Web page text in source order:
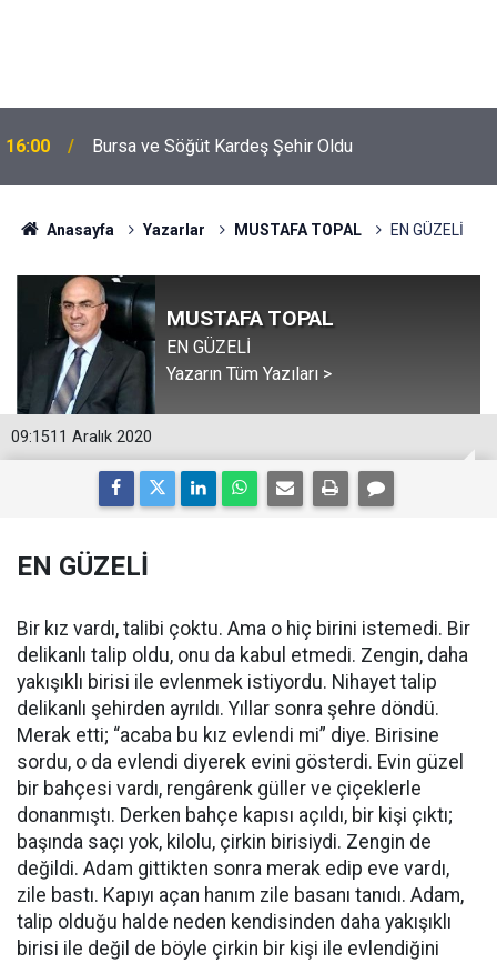
16:00 Bursa ve Söğüt Kardeş Şehir Oldu
Anasayfa Yazarlar MUSTAFA TOPAL EN GÜZELİ
MUSTAFA TOPAL
EN GÜZELİ
Yazarın Tüm Yazıları >
09:1511 Aralık 2020
EN GÜZELİ
Bir kız vardı, talibi çoktu. Ama o hiç birini istemedi. Bir
delikanlı talip oldu, onu da kabul etmedi. Zengin, daha
yakışıklı birisi ile evlenmek istiyordu. Nihayet talip
delikanlı şehirden ayrıldı. Yıllar sonra şehre döndü.
Merak etti; “acaba bu kız evlendi mi” diye. Birisine
sordu, o da evlendi diyerek evini gösterdi. Evin güzel
bir bahçesi vardı, rengârenk güller ve çiçeklerle
donanmıştı. Derken bahçe kapısı açıldı, bir kişi çıktı;
başında saçı yok, kilolu, çirkin birisiydi. Zengin de
değildi. Adam gittikten sonra merak edip eve vardı,
zile bastı. Kapıyı açan hanım zile basanı tanıdı. Adam,
talip olduğu halde neden kendisinden daha yakışıklı
birisi ile değil de böyle çirkin bir kişi ile evlendiğini